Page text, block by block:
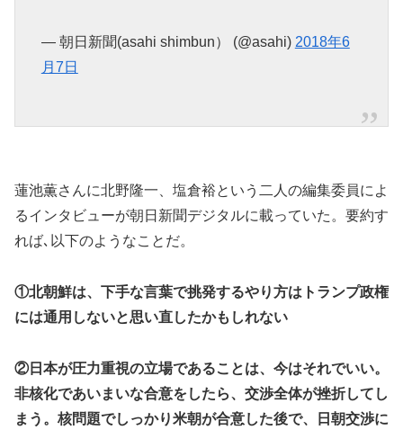
— 朝日新聞(asahi shimbun） (@asahi) 2018年6
月7日
蓮池薫さんに北野隆一、塩倉裕という二人の編集委員によ
るインタビューが朝日新聞デジタルに載っていた。要約す
れば､以下のようなことだ。
①北朝鮮は、下手な言葉で挑発するやり方はトランプ政権
には通用しないと思い直したかもしれない
②日本が圧力重視の立場であることは、今はそれでいい。
非核化であいまいな合意をしたら、交渉全体が挫折してし
まう。核問題でしっかり米朝が合意した後で、日朝交渉に